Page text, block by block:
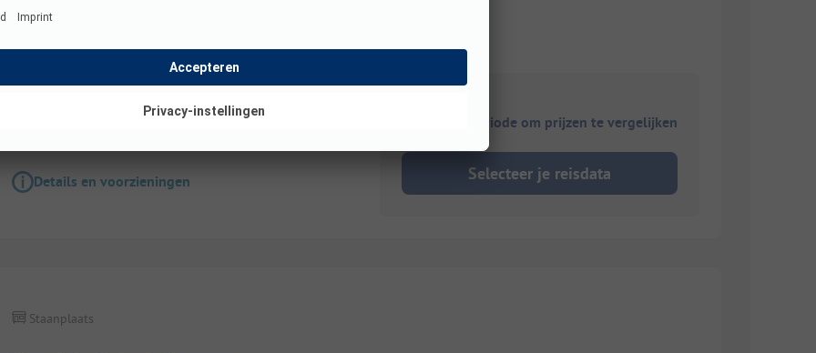
Standplaats Camper
Details en voorzieningen
Kies je reisperiode om prijzen te vergelijken
Selecteer je reisdata
Staanplaats